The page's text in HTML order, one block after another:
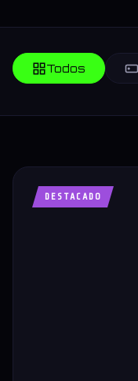
Todos
DESTACADO